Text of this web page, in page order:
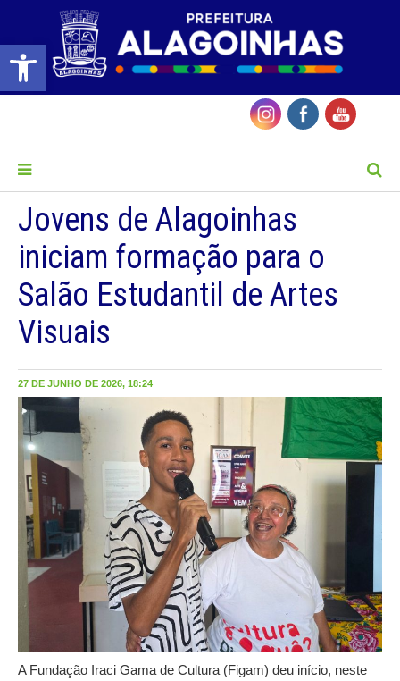
Barra de Ferramentas Aberta
Jovens de Alagoinhas
iniciam formação para o
Salão Estudantil de Artes
Visuais
27 DE JUNHO DE 2026, 18:24
A Fundação Iraci Gama de Cultura (Figam) deu início, neste